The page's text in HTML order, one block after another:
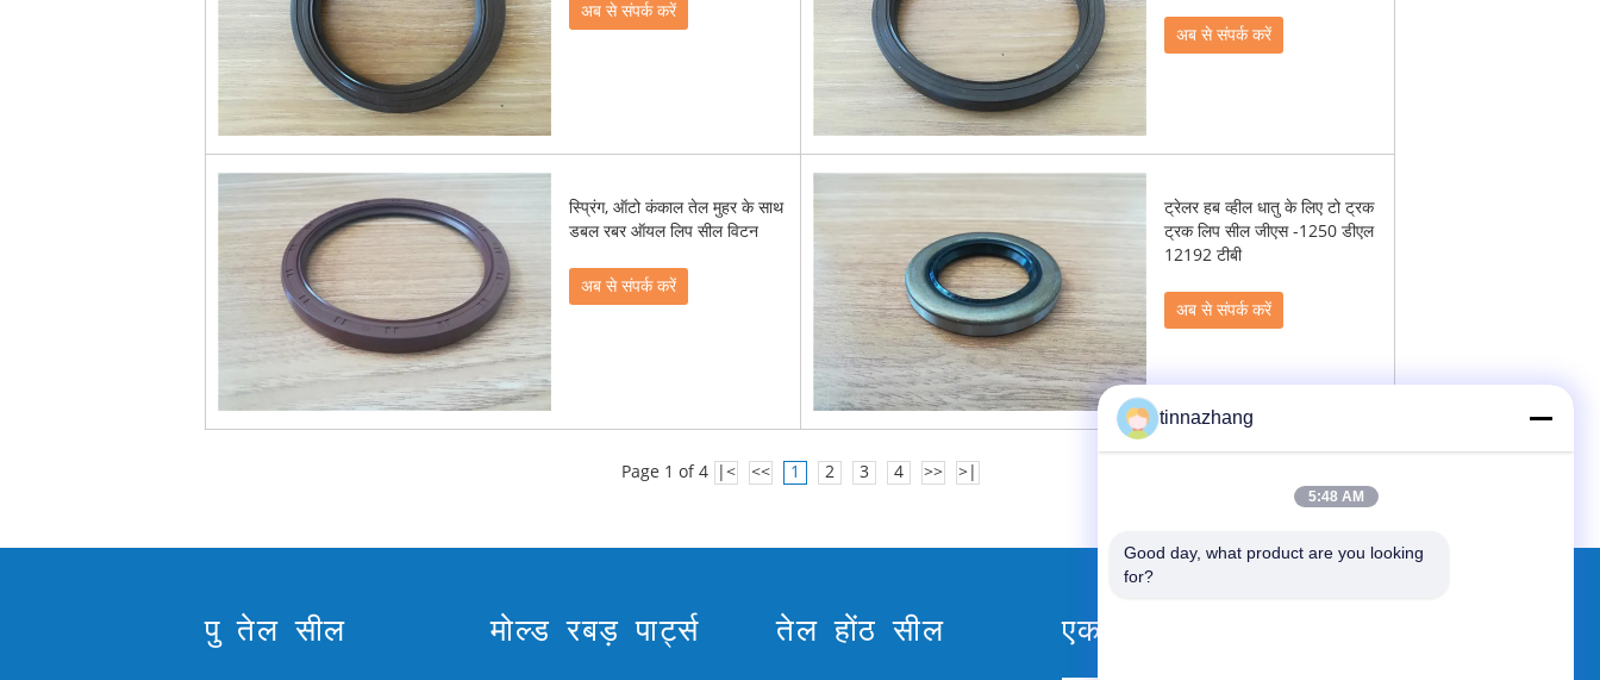
अब से संपर्क करें
अब से संपर्क करें
स्प्रिंग, ऑटो कंकाल तेल मुहर के साथ
डबल रबर ऑयल लिप सील विटन
अब से संपर्क करें
ट्रेलर हब व्हील धातु के लिए टो ट्रक
ट्रक लिप सील जीएस -1250 डीएल
12192 टीबी
अब से संपर्क करें
Page 1 of 4 |< << 1 2 3 4 >> >|
पु तेल सील मोल्ड रबड़ पार्ट्स तेल होंठ सील एक बोली का अनुरोध
tinnazhang
5:48 AM
Good day, what product are you looking
for?